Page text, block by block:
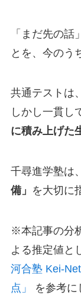
「まだ先の
とを、今のう
共通テストは
しかし一貫し
に積み上げた
千尋進学塾は
備」 を大切に
※本記事の分
よる推定値と
河合塾 Kei-
点」
を参考に